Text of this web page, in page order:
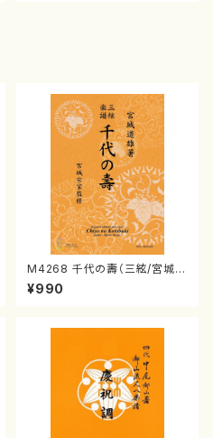
M4268 千代の壽（三絃/宮城道
雄著・宮城宗家監修/三絃楽譜）
¥990